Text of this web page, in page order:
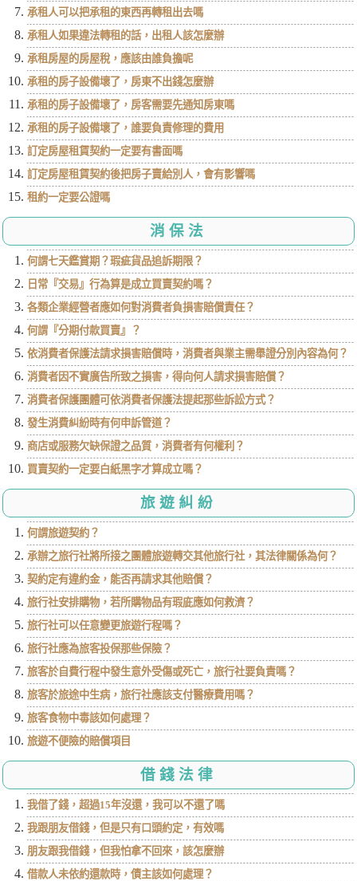
承租人可以把承租的東西再轉租出去嗎
承租人如果違法轉租的話，出租人該怎麼辦
承租房屋的房屋稅，應該由誰負擔呢
承租的房子設備壞了，房東不出錢怎麼辦
承租的房子設備壞了，房客需要先通知房東嗎
承租的房子設備壞了，誰要負責修理的費用
訂定房屋租賃契約一定要有書面嗎
訂定房屋租賃契約後把房子賣給別人，會有影響嗎
租約一定要公證嗎
消保法
何謂七天鑑賞期？瑕疵貨品追訴期限？
日常『交易』行為算是成立買賣契約嗎？
各類企業經營者應如何對消費者負損害賠償責任？
何謂『分期付款買賣』？
依消費者保護法請求損害賠償時，消費者與業主需舉證分別內容為何？
消費者因不實廣告所致之損害，得向何人請求損害賠償？
消費者保護團體可依消費者保護法提起那些訴訟方式？
發生消費糾紛時有何申訴管道？
商店或服務欠缺保證之品質，消費者有何權利？
買賣契約一定要白紙黑字才算成立嗎？
旅遊糾紛
何謂旅遊契約？
承辦之旅行社將所接之團體旅遊轉交其他旅行社，其法律關係為何？
契約定有違約金，能否再請求其他賠償？
旅行社安排購物，若所購物品有瑕庛應如何救濟？
旅行社可以任意變更旅遊行程嗎？
旅行社應為旅客投保那些保險？
旅客於自費行程中發生意外受傷或死亡，旅行社要負責嗎？
旅客於旅途中生病，旅行社應該支付醫療費用嗎？
旅客食物中毒該如何處理？
旅遊不便險的賠償項目
借錢法律
我借了錢，超過15年沒還，我可以不還了嗎
我跟朋友借錢，但是只有口頭約定，有效嗎
朋友跟我借錢，但我怕拿不回來，該怎麼辦
借款人未依約還款時，債主該如何處理？